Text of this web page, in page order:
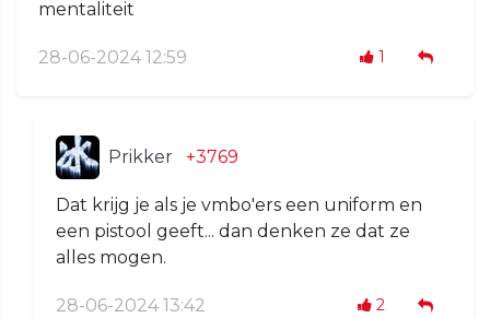
mentaliteit
28-06-2024 12:59 1
Prikker +3769
Dat krijg je als je vmbo'ers een uniform en
een pistool geeft... dan denken ze dat ze
alles mogen.
28-06-2024 13:42 2